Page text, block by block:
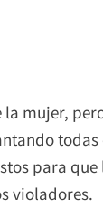
la mujer,
todas
para
violadores.